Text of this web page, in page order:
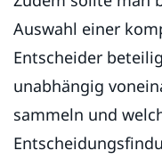
Auswahl einer
Entscheider
unabhängig
sammeln und